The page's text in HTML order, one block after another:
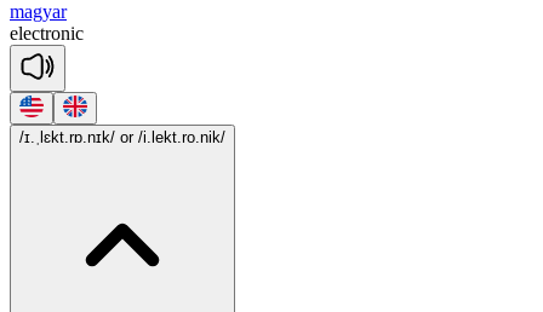
magyar
electronic
/ɪ.ˌlɛkt.rɒ.nɪk/ or /i.lekt.ro.nik/